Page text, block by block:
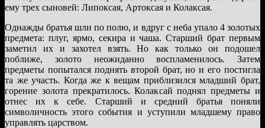
ему трех сыновей: Липоксая, Артоксая и Колаксая.
Однажды братья шли по полю, и вдруг с неба упало 4 золотых
предмета: плуг, ярмо, секира и чаша. Старший брат первым
заметил их и захотел взять. Но как только он подошел
поближе, золото неожиданно воспламенилось. Затем
предметы попытался поднять второй брат, но и его постигла
та же участь. Когда же к вещам приблизился младший брат,
горение золота прекратилось. Колаксай поднял предметы и
отнес их к себе. Старший и средний братья поняли
символичность этого события и уступили младшему право
управлять царством.